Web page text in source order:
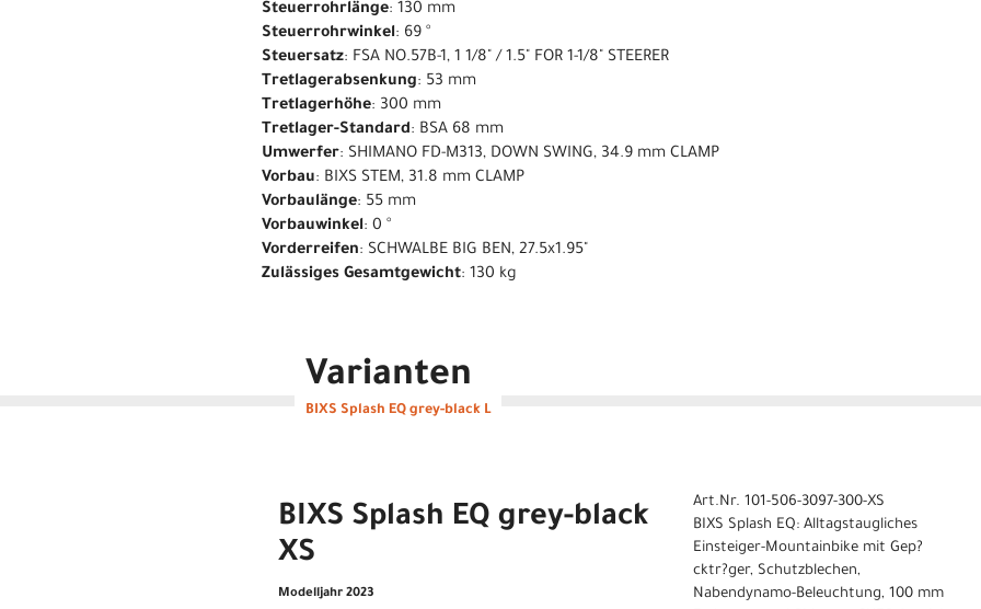
Steuerrohrlänge: 130 mm
Steuerrohrwinkel: 69 °
Steuersatz: FSA NO.57B-1, 1 1/8" / 1.5" FOR 1-1/8" STEERER
Tretlagerabsenkung: 53 mm
Tretlagerhöhe: 300 mm
Tretlager-Standard: BSA 68 mm
Umwerfer: SHIMANO FD-M313, DOWN SWING, 34.9 mm CLAMP
Vorbau: BIXS STEM, 31.8 mm CLAMP
Vorbaulänge: 55 mm
Vorbauwinkel: 0 °
Vorderreifen: SCHWALBE BIG BEN, 27.5x1.95"
Zulässiges Gesamtgewicht: 130 kg
Varianten
BIXS Splash EQ grey-black L
BIXS Splash EQ grey-black
XS
Modelljahr 2023
Art.Nr. 101-506-3097-300-XS
BIXS Splash EQ: Alltagstaugliches
Einsteiger-Mountainbike mit Gep?
cktr?ger, Schutzblechen,
Nabendynamo-Beleuchtung, 100 mm